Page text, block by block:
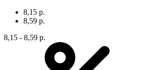
8,15 р.
8,59 р.
8,15 - 8,59 р.